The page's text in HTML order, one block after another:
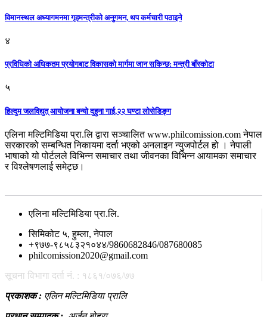
विमानस्थल अध्यागमनमा गृहमन्त्रीको अनुगमन, थप कर्मचारी पठाइने
४
प्रविधिको अधिकतम प्रयोगबाट विकासको मार्गमा जान सकिन्छ: मन्त्री बाँस्कोटा
५
हिल्दुम जलविद्युत् आयोजना बन्यो दुहुना गाई,२२ घण्टा लोसेडिङ्ग
एलिना मल्टिमिडिया प्रा.लि द्वारा सञ्चालित www.philcomission.com नेपाल
सरकारको सम्बन्धित निकायमा दर्ता भएको अनलाइन न्युजपोर्टल हो । नेपाली
भाषाको यो पोर्टलले विभिन्न समाचार तथा जीवनका विभिन्न आयामका समाचार
र विश्लेषणलाई समेट्छ।
एलिना मल्टिमिडिया प्रा.लि.
सिमिकोट ५, हुम्ला, नेपाल
+९७७-९८५८३२१०४४/9860682846/087680085
philcomission2020@gmail.com
सूचना विभागा दर्ता नं. : १८६१/०७६/७७
प्रकाशक : एलिन मल्टिमिडिया प्रालि